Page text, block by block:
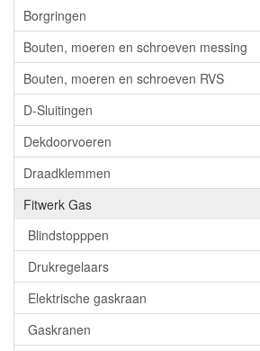
Borgringen
Bouten, moeren en schroeven messing
Bouten, moeren en schroeven RVS
D-Sluitingen
Dekdoorvoeren
Draadklemmen
Fitwerk Gas
Blindstopppen
Drukregelaars
Elektrische gaskraan
Gaskranen